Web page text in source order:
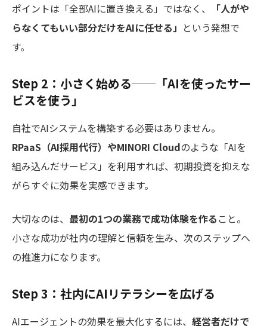
ポイントは「全部AIに置き換える」ではなく、
「人がや
らなくてもいい部分だけをAIに任せる」 という発想で
す。
Step 2：小さく始める──「AIを使ったサー
ビスを使う」
自社でAIシステムを構築する必要はありません。
RPaaS（AI採用代行）やMINORI Cloudのような「AIを
組み込んだサービス」を利用すれば、初期投資を抑えな
がらすぐに効果を実感できます。
大切なのは、 最初の1つの業務で成功体験を作る こと。
小さな成功が社内の理解と信頼を生み、次のステップへ
の推進力になります。
Step 3：社内にAIリテラシーを広げる
AIエージェントの効果を最大化するには、 経営者だけで